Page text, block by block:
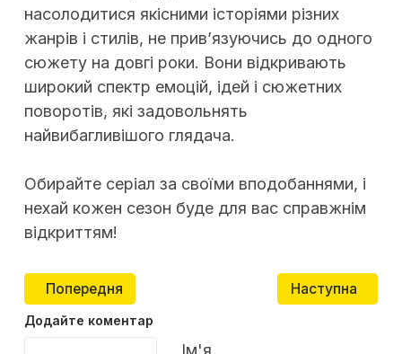
насолодитися якісними історіями різних
жанрів і стилів, не прив’язуючись до одного
сюжету на довгі роки. Вони відкривають
широкий спектр емоцій, ідей і сюжетних
поворотів, які задовольнять
найвибагливішого глядача.
Обирайте серіал за своїми вподобаннями, і
нехай кожен сезон буде для вас справжнім
відкриттям!
Попередня стаття: ТОП культових серіалів усіх
Попередня Наступна
Наступна
Додайте коментар
Ім'я